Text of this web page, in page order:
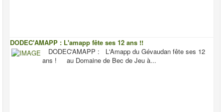
DODEC'AMAPP : L'amapp fête ses 12 ans !!
DODEC'AMAPP : L'Amapp du Gévaudan fête ses 12
ans ! au Domaine de Bec de Jeu à...